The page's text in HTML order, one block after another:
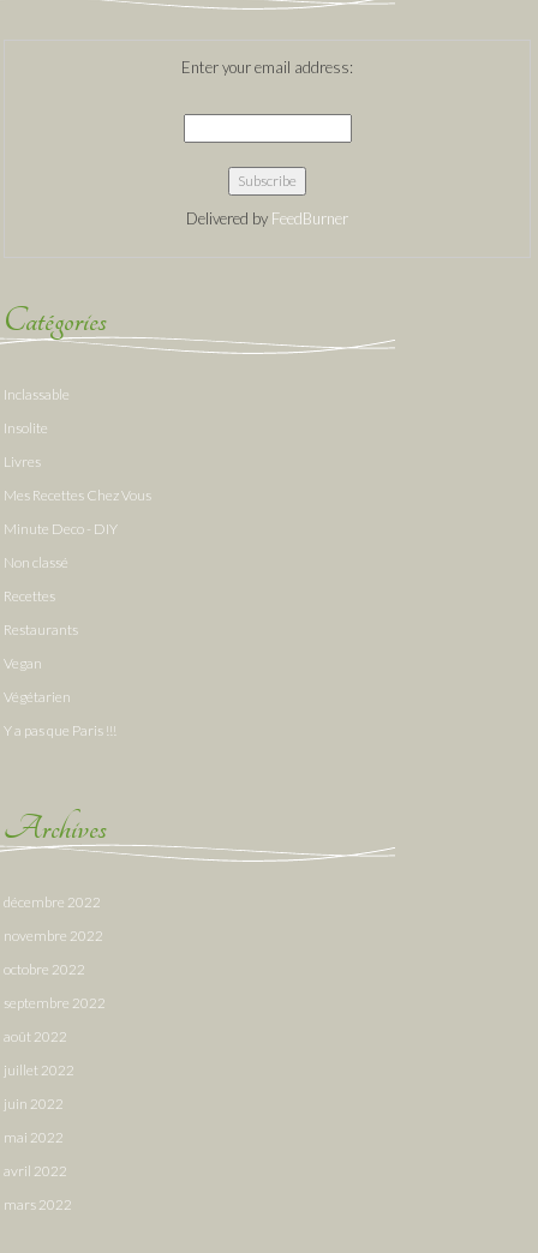
Enter your email address:
Delivered by FeedBurner
Catégories
Inclassable
Insolite
Livres
Mes Recettes Chez Vous
Minute Deco - DIY
Non classé
Recettes
Restaurants
Vegan
Végétarien
Y a pas que Paris !!!
Archives
décembre 2022
novembre 2022
octobre 2022
septembre 2022
août 2022
juillet 2022
juin 2022
mai 2022
avril 2022
mars 2022